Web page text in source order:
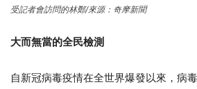
受記者會訪問的林鄭/來源：奇摩新聞
大而無當的全民檢測
自新冠病毒疫情在全世界爆發以來，病